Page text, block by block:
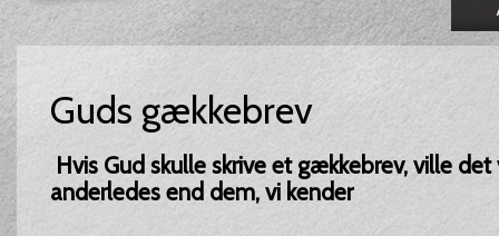
Guds gækkebrev
Hvis Gud skulle skrive et gækkebrev, ville
anderledes end dem, vi kender